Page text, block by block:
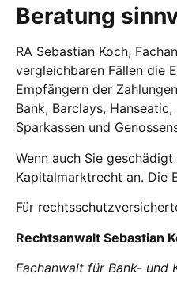
Beratung
RA Sebastian Koch,
vergleichbaren Fällen die
Empfängern der
Bank, Barclays,
Sparkassen und
Wenn auch Sie
Kapitalmarktrecht an. Die
Für
Rechtsanwalt Sebastian
Fachanwalt für Bank- und